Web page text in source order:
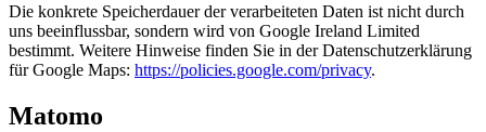
Die konkrete Speicherdauer der verarbeiteten Daten ist nicht durch
uns beeinflussbar, sondern wird von Google Ireland Limited
bestimmt. Weitere Hinweise finden Sie in der Datenschutzerklärung
für Google Maps: https://policies.google.com/privacy.
Matomo